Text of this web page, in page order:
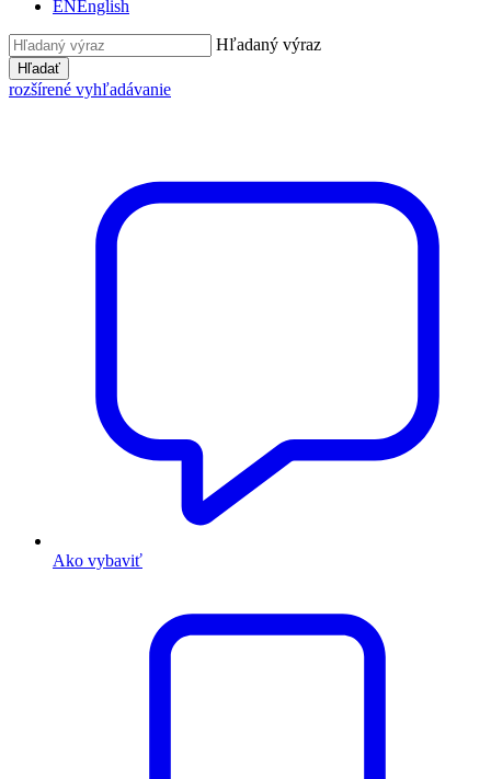
ENEnglish
Hľadaný výraz
Hľadať
rozšírené vyhľadávanie
Ako vybaviť